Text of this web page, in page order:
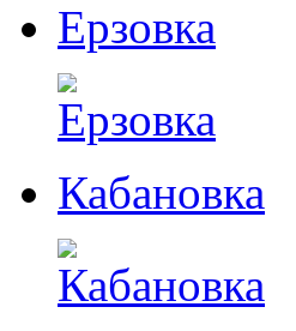
Ерзовка
Кабановка